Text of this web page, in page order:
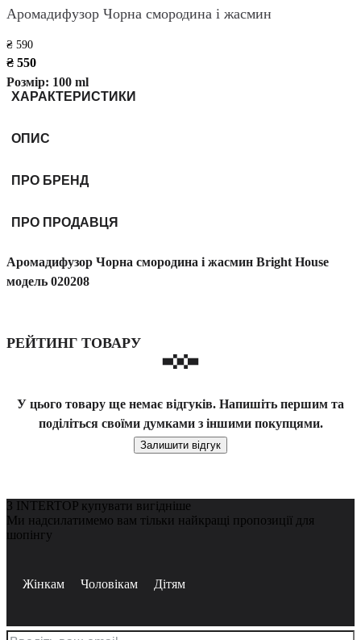
Аромадифузор Чорна смородина і жасмин
₴ 590
₴ 550
Розмір: 100 ml
ХАРАКТЕРИСТИКИ
ОПИС
ПРО БРЕНД
ПРО ПРОДАВЦЯ
Аромадифузор Чорна смородина і жасмин Bright House
модель 020208
РЕЙТИНГ ТОВАРУ
У цього товару ще немає відгуків. Напишіть першим та
поділіться своїми думками з іншими покупцями.
Залишити відгук
З INTERTOP купувати вигідніше
Ми надсилатимемо вам тільки найкращі пропозиції для
шопінгу
Жінкам Чоловікам Дітям